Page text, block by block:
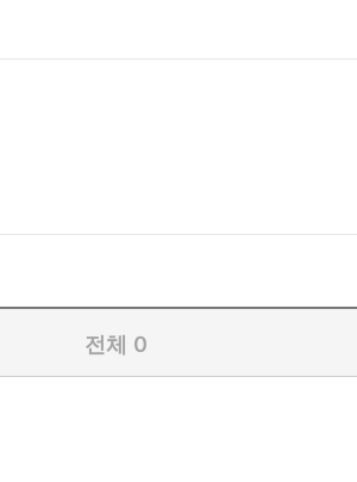
란 엄마는 자신의 아이만큼은 누구와 비교
자신의 욕망을 아이에게 전이하는 것을 염
자라서, 행복한 어른이 되어, 다시 행복하
전체 0